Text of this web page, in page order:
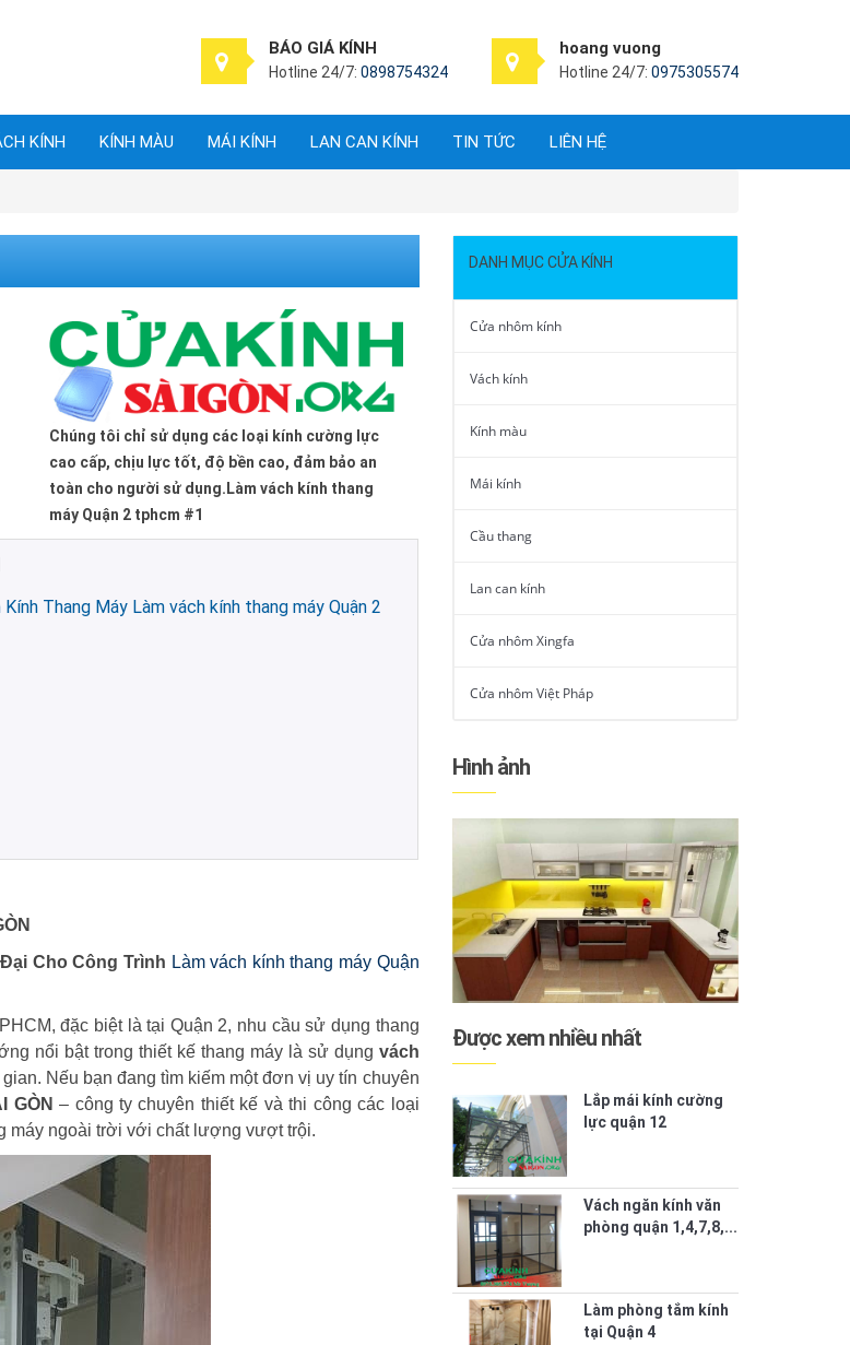
BÁO GIÁ KÍNH
Hotline 24/7: 0898754324
hoang vuong
Hotline 24/7: 0975305574
KÍNH KÍNH MÀU MÁI KÍNH LAN CAN KÍNH TIN TỨC LIÊN HỆ
Chúng tôi chỉ sử dụng các loại kính cường lực
cao cấp, chịu lực tốt, độ bền cao, đảm bảo an
toàn cho người sử dụng.Làm vách kính thang
máy Quận 2 tphcm #1
Thang Máy Làm vách kính thang máy Quận 2
Cho Công Trình Làm vách kính thang máy Quận
đặc biệt là tại Quận 2, nhu cầu sử dụng thang
nổi bật trong thiết kế thang máy là sử dụng vách
Nếu bạn đang tìm kiếm một đơn vị uy tín chuyên
GÒN – công ty chuyên thiết kế và thi công các loại
máy ngoài trời với chất lượng vượt trội.
DANH MỤC CỬA KÍNH
Cửa nhôm kính
Vách kính
Kính màu
Mái kính
Cầu thang
Lan can kính
Cửa nhôm Xingfa
Cửa nhôm Việt Pháp
Hình ảnh
Được xem nhiều nhất
Lắp mái kính cường
lực quận 12
Vách ngăn kính văn
phòng quận 1,4,7,8,...
Làm phòng tắm kính
tại Quận 4